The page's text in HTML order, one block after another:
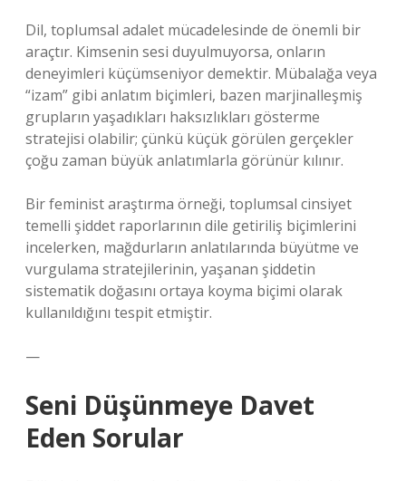
Dil, toplumsal adalet mücadelesinde de önemli bir
araçtır. Kimsenin sesi duyulmuyorsa, onların
deneyimleri küçümseniyor demektir. Mübalağa veya
“izam” gibi anlatım biçimleri, bazen marjinalleşmiş
grupların yaşadıkları haksızlıkları gösterme
stratejisi olabilir; çünkü küçük görülen gerçekler
çoğu zaman büyük anlatımlarla görünür kılınır.
Bir feminist araştırma örneği, toplumsal cinsiyet
temelli şiddet raporlarının dile getiriliş biçimlerini
incelerken, mağdurların anlatılarında büyütme ve
vurgulama stratejilerinin, yaşanan şiddetin
sistematik doğasını ortaya koyma biçimi olarak
kullanıldığını tespit etmiştir.
—
Seni Düşünmeye Davet
Eden Sorular